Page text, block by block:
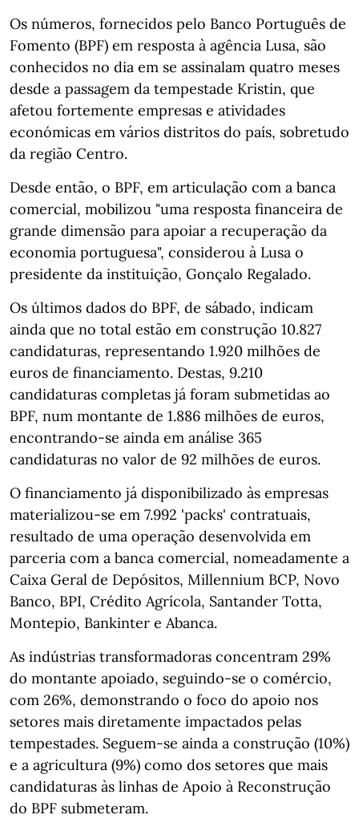
Os números, fornecidos pelo Banco Português de
Fomento (BPF) em resposta à agência Lusa, são
conhecidos no dia em se assinalam quatro meses
desde a passagem da tempestade Kristin, que
afetou fortemente empresas e atividades
económicas em vários distritos do país, sobretudo
da região Centro.
Desde então, o BPF, em articulação com a banca
comercial, mobilizou "uma resposta financeira de
grande dimensão para apoiar a recuperação da
economia portuguesa", considerou à Lusa o
presidente da instituição, Gonçalo Regalado.
Os últimos dados do BPF, de sábado, indicam
ainda que no total estão em construção 10.827
candidaturas, representando 1.920 milhões de
euros de financiamento. Destas, 9.210
candidaturas completas já foram submetidas ao
BPF, num montante de 1.886 milhões de euros,
encontrando-se ainda em análise 365
candidaturas no valor de 92 milhões de euros.
O financiamento já disponibilizado às empresas
materializou-se em 7.992 'packs' contratuais,
resultado de uma operação desenvolvida em
parceria com a banca comercial, nomeadamente a
Caixa Geral de Depósitos, Millennium BCP, Novo
Banco, BPI, Crédito Agrícola, Santander Totta,
Montepio, Bankinter e Abanca.
As indústrias transformadoras concentram 29%
do montante apoiado, seguindo-se o comércio,
com 26%, demonstrando o foco do apoio nos
setores mais diretamente impactados pelas
tempestades. Seguem-se ainda a construção (10%)
e a agricultura (9%) como dos setores que mais
candidaturas às linhas de Apoio à Reconstrução
do BPF submeteram.